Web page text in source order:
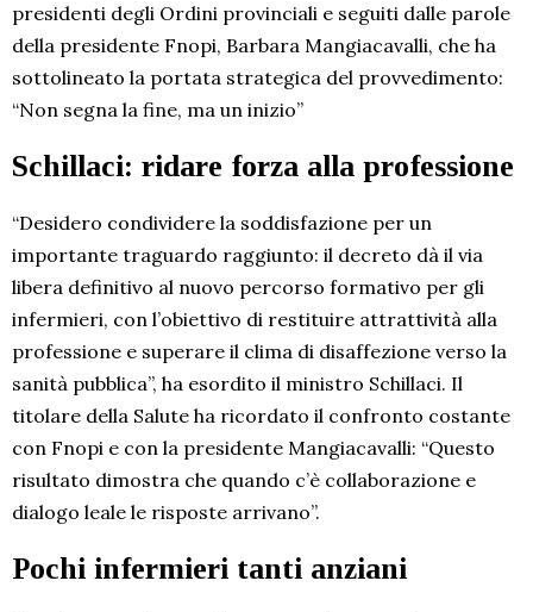
presidenti degli Ordini provinciali e seguiti dalle parole
della presidente Fnopi, Barbara Mangiacavalli, che ha
sottolineato la portata strategica del provvedimento:
“Non segna la fine, ma un inizio”
Schillaci: ridare forza alla professione
“Desidero condividere la soddisfazione per un
importante traguardo raggiunto: il decreto dà il via
libera definitivo al nuovo percorso formativo per gli
infermieri, con l’obiettivo di restituire attrattività alla
professione e superare il clima di disaffezione verso la
sanità pubblica”, ha esordito il ministro Schillaci. Il
titolare della Salute ha ricordato il confronto costante
con Fnopi e con la presidente Mangiacavalli: “Questo
risultato dimostra che quando c’è collaborazione e
dialogo leale le risposte arrivano”.
Pochi infermieri tanti anziani